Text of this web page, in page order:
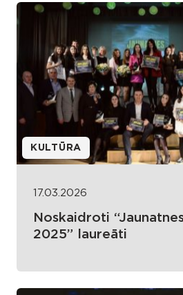
KULTŪRA
17.03.2026
Noskaidroti
2025” laureāti